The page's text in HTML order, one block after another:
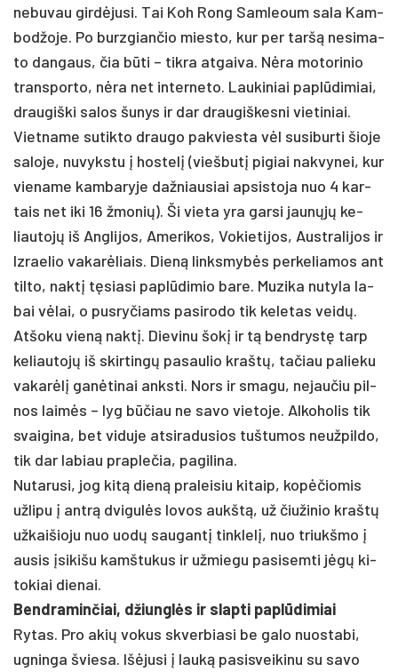
ne­bu­vau girdė­ju­si. Tai Koh Rong Sam­leoum sa­la Kam­
bod­žo­je. Po burz­gian­čio mies­to, kur per taršą ne­si­ma­
to dan­gaus, čia būti – tik­ra at­gai­va. Nėra mo­to­ri­nio
trans­por­to, nėra net in­ter­ne­to. Lau­ki­niai pa­plūdi­miai,
drau­giš­ki sa­los šu­nys ir dar drau­giš­kes­ni vie­ti­niai.
Viet­na­me su­tik­to drau­go pa­kvies­ta vėl su­si­bur­ti šio­je
sa­lo­je, nu­vyks­tu į hos­telį (vieš­butį pi­giai nak­vy­nei, kur
vie­na­me kam­ba­ry­je daž­niau­siai ap­si­sto­ja nuo 4 kar­
tais net iki 16 žmo­nių). Ši vie­ta yra gar­si jaunųjų ke­
liau­tojų iš Ang­li­jos, Ame­ri­kos, Vo­kie­ti­jos, Aust­ra­li­jos ir
Iz­rae­lio va­karė­liais. Dieną links­mybės per­ke­lia­mos ant
til­to, naktį tęsiasi pa­plūdi­mio ba­re. Mu­zi­ka nu­ty­la la­
bai vėlai, o pus­ry­čiams pa­si­ro­do tik ke­le­tas veidų.
At­šo­ku vieną naktį. Die­vi­nu šokį ir tą bend­rystę tarp
ke­liau­tojų iš skir­tingų pa­sau­lio kraštų, ta­čiau pa­lie­ku
va­karėlį ganė­ti­nai anks­ti. Nors ir sma­gu, ne­jau­čiu pil­
nos laimės – lyg būčiau ne sa­vo vie­to­je. Al­ko­ho­lis tik
svai­gi­na, bet vi­du­je at­si­ra­du­sios tuš­tu­mos neuž­pil­do,
tik dar la­biau pra­ple­čia, pa­gi­li­na.
Nu­ta­ru­si, jog kitą dieną pra­lei­siu ki­taip, kopė­čio­mis
už­li­pu į ant­rą dvi­gulės lo­vos aukštą, už čiu­ži­nio kraštų
už­kai­šio­ju nuo uodų sau­gantį tink­lelį, nuo triukš­mo į
au­sis įsi­ki­šu kamš­tu­kus ir už­mie­gu pa­si­sem­ti jėgų ki­
to­kiai die­nai.
Bend­ra­min­čiai, džiunglės ir slap­ti pa­plūdi­miai
Ry­tas. Pro akių vo­kus skver­bia­si be ga­lo nuo­sta­bi,
ug­nin­ga švie­sa. Išė­ju­si į lauką pa­si­svei­ki­nu su sa­vo